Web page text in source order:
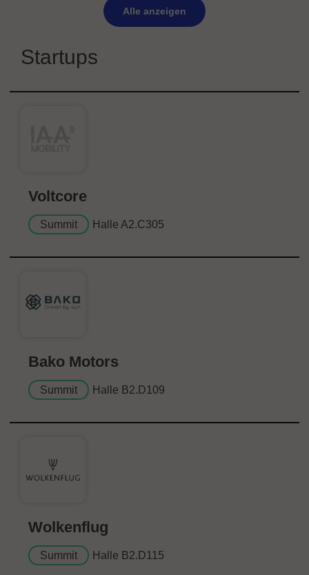
Alle anzeigen
Startups
Voltcore
Summit Halle A2.C305
Bako Motors
Summit Halle B2.D109
Wolkenflug
Summit Halle B2.D115